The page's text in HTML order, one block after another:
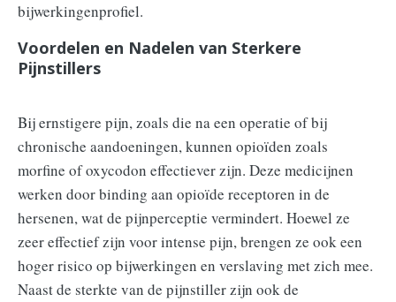
bijwerkingenprofiel.
Voordelen en Nadelen van Sterkere
Pijnstillers
Bij ernstigere pijn, zoals die na een operatie of bij
chronische aandoeningen, kunnen opioïden zoals
morfine of oxycodon effectiever zijn. Deze medicijnen
werken door binding aan opioïde receptoren in de
hersenen, wat de pijnperceptie vermindert. Hoewel ze
zeer effectief zijn voor intense pijn, brengen ze ook een
hoger risico op bijwerkingen en verslaving met zich mee.
Naast de sterkte van de pijnstiller zijn ook de